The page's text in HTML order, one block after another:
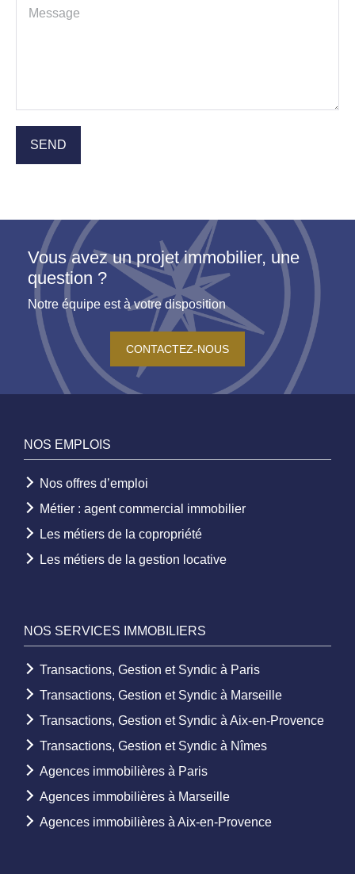
Vous avez un projet immobilier, une
question ?
Notre équipe est à votre disposition
CONTACTEZ-NOUS
NOS EMPLOIS
Nos offres d’emploi
Métier : agent commercial immobilier
Les métiers de la copropriété
Les métiers de la gestion locative
NOS SERVICES IMMOBILIERS
Transactions, Gestion et Syndic à Paris
Transactions, Gestion et Syndic à Marseille
Transactions, Gestion et Syndic à Aix-en-Provence
Transactions, Gestion et Syndic à Nîmes
Agences immobilières à Paris
Agences immobilières à Marseille
Agences immobilières à Aix-en-Provence